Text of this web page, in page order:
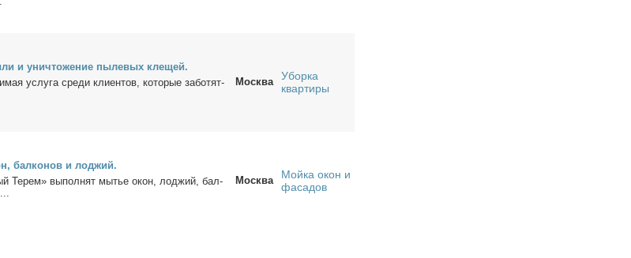
и уни­что­же­ние пыле­вых кле­щей.
услу­га сре­ди кли­ен­тов, ко­то­рые за­бо­тят­
Москва
Уборка
квартиры
бал­ко­нов и лод­жий.
Те­рем» вы­пол­нят мы­тье окон, лод­жий, бал­
Москва
Мойка окон и
фасадов